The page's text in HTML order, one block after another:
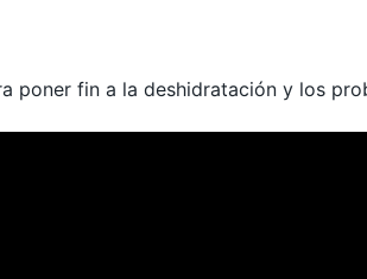
poner fin a la deshidratación y los